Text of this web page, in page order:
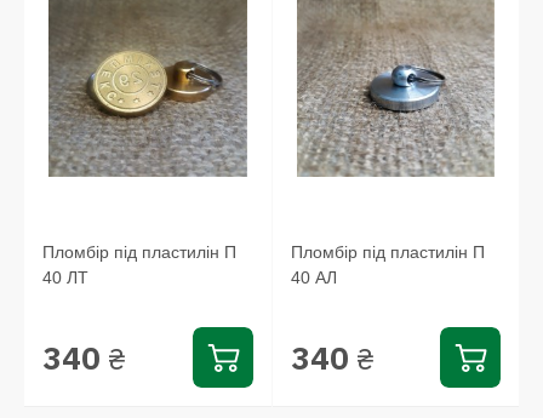
Пломбір під пластилін П
40 ЛТ
340 ₴
Пломбір під пластилін П
40 АЛ
340 ₴